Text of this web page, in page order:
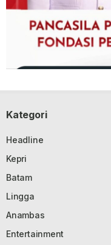
Kategori
Headline
Kepri
Batam
Lingga
Anambas
Entertainment